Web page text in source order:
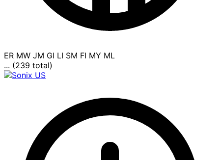
ER MW JM GI LI SM FI MY ML
... (239 total)